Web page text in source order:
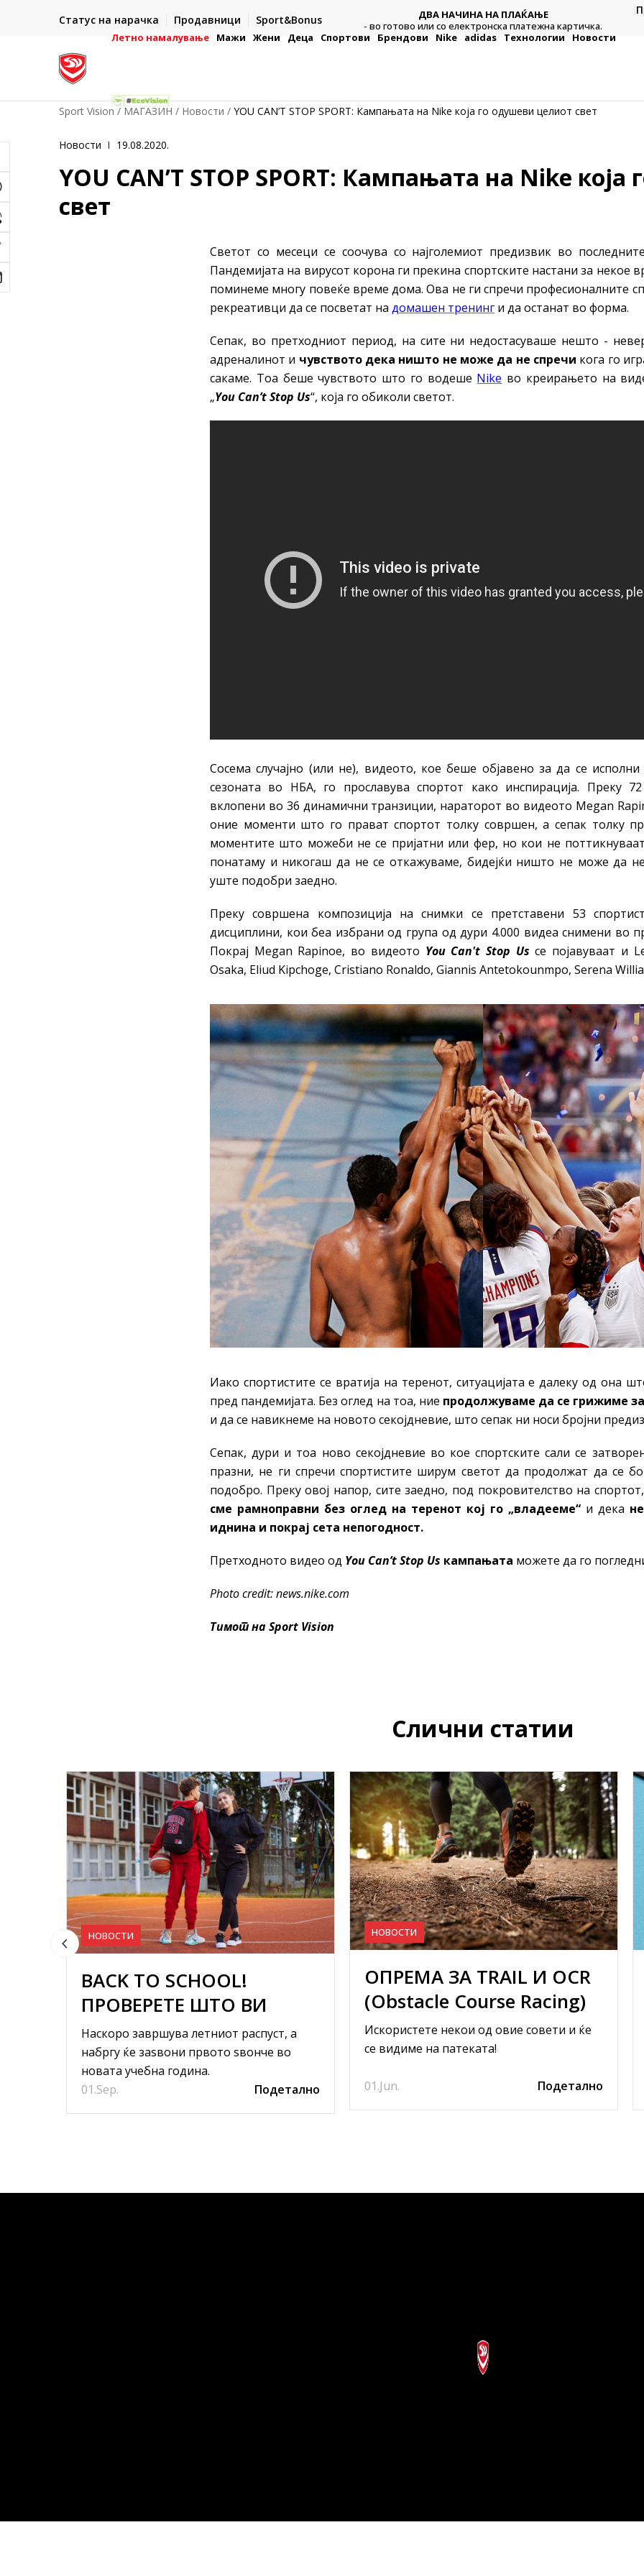
Статус на нарачка Продавници Sport&Bonus
- на сите нарачки во готово или со електронска платежна
ДВА НАЧИНА НА ПЛАЌАЊЕ
- во готово или со електронска платежна картичка.
Летно намалување Мажи Жени Деца Спортови Брендови Nike adidas Технологии Новости
Sport Vision МАГАЗИН Новости YOU CAN’T STOP SPORT: Кампањата на Nike која го одушеви целиот свет
Новости 19.08.2020.
YOU CAN’T STOP SPORT: Кампањата на Nike
свет
Светот со месеци се соочува со најголемиот предизвик во
Пандемијата на вирусот корона ги прекина спортските настани за некое
поминеме многу повеќе време дома. Ова не ги спречи професионалните
рекреативци да се посветат на домашен тренинг и да останат во форма.
Сепак, во претходниот период, на сите ни недостасуваше нешто -
адреналинот и чувството дека ништо не може да не спречи кога го
сакаме. Тоа беше чувството што го водеше Nike во креирањето на
„You Can’t Stop Us“, која го обиколи светот.
Сосема случајно (или не), видеото, кое беше објавено за да се
сезоната во НБА, го прославува спортот како инспирација. Преку
вклопени во 36 динамични транзиции, нараторот во видеото Megan
оние моменти што го прават спортот толку совршен, а сепак толку
моментите што можеби не се пријатни или фер, но кои не
понатаму и никогаш да не се откажуваме, бидејќи ништо не може да
уште подобри заедно.
Преку совршена композиција на снимки се претставени 53
дисциплини, кои беа избрани од група од дури 4.000 видеа снимени во
Покрај Megan Rapinoe, во видеото You Can't Stop Us се појавуваат и
Osaka, Eliud Kipchoge, Cristiano Ronaldo, Giannis Antetokounmpo, Serena
Иако спортистите се вратија на теренот, ситуацијата е далеку од она
пред пандемијата. Без оглед на тоа, ние продолжуваме да се грижиме
и да се навикнеме на новото секојдневие, што сепак ни носи бројни
Сепак, дури и тоа ново секојдневие во кое спортските сали се
празни, не ги спречи спортистите ширум светот да продолжат да се
подобро. Преку овој напор, сите заедно, под покровителство на спортот,
сме рамноправни без оглед на теренот кој го „владееме“ и дека
иднина и покрај сета непогодност.
Претходното видео од You Can’t Stop Us кампањата можете да го
Photo credit: news.nike.com
Тимот на Sport Vision
Слични статии
01.Sep.
НОВОСТИ
BACK TO SCHOOL!
ПРОВЕРЕТЕ ШТО ВИ
ТРЕБА ЗА НОВАТА
УЧЕБНА ГОДИНА
Наскоро завршува летниот распуст, а
набргу ќе заѕвони првото ѕвонче во
новата учебна година.
Подетално
01.Jun.
НОВОСТИ
ОПРЕМА ЗА TRAIL И OCR
(Obstacle Course Racing)
ТРЧАЊЕ
Искористете некои од овие совети и ќе
се видиме на патеката!
Подетално